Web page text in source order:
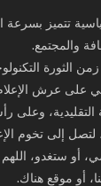
تتميز بسرعة
والمجتمع.
الثورة
على عرش
التقليدية، وعلى
لتصل إلى تخوم
أو ستغدو، اللهم
أو موقع هناك.